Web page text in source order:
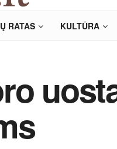
RATAS KULTŪRA